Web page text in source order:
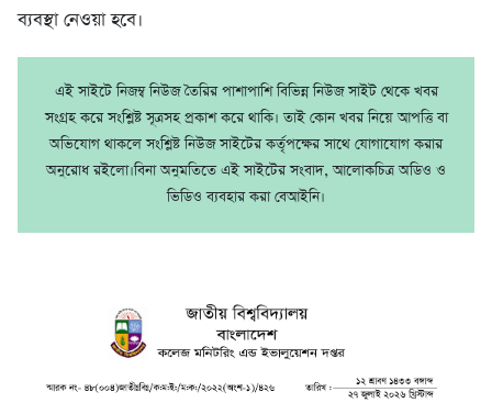
ব্যবস্থা নেওয়া হবে।
এই সাইটে নিজম্ব নিউজ তৈরির পাশাপাশি বিভিন্ন নিউজ সাইট থেকে খবর
সংগ্রহ করে সংশ্লিষ্ট সূত্রসহ প্রকাশ করে থাকি। তাই কোন খবর নিয়ে আপত্তি বা
অভিযোগ থাকলে সংশ্লিষ্ট নিউজ সাইটের কর্তৃপক্ষের সাথে যোগাযোগ করার
অনুরোধ রইলো।বিনা অনুমতিতে এই সাইটের সংবাদ, আলোকচিত্র অডিও ও
ভিডিও ব্যবহার করা বেআইনি।